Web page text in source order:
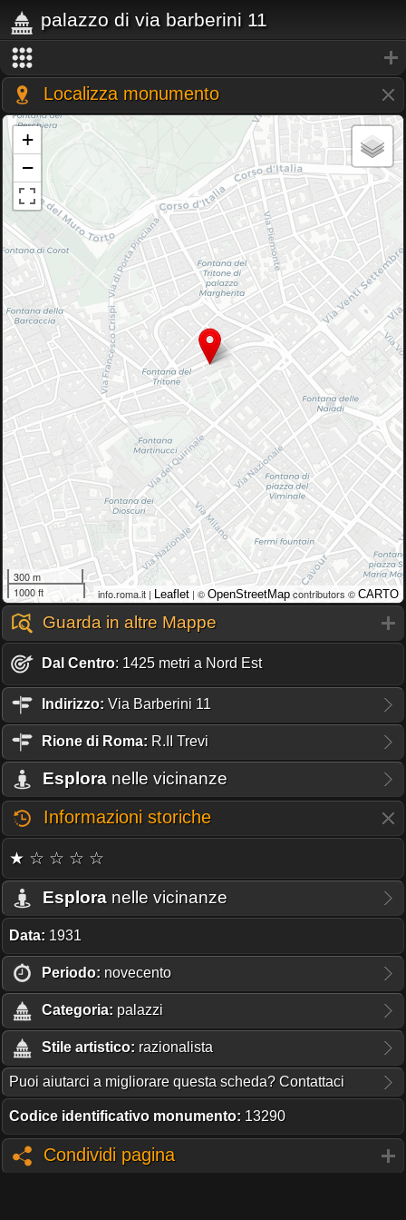
palazzo di via barberini 11
Localizza monumento
+
−
300 m
1000 ft
info.roma.it | Leaflet | © OpenStreetMap contributors © CARTO
Guarda in altre Mappe
Dal Centro: 1425 metri a Nord Est
Indirizzo: Via Barberini 11
Rione di Roma: R.II Trevi
Esplora nelle vicinanze
Informazioni storiche
★ ☆ ☆ ☆ ☆
Esplora nelle vicinanze
Data: 1931
Periodo: novecento
Categoria: palazzi
Stile artistico: razionalista
Puoi aiutarci a migliorare questa scheda? Contattaci
Codice identificativo monumento: 13290
Condividi pagina